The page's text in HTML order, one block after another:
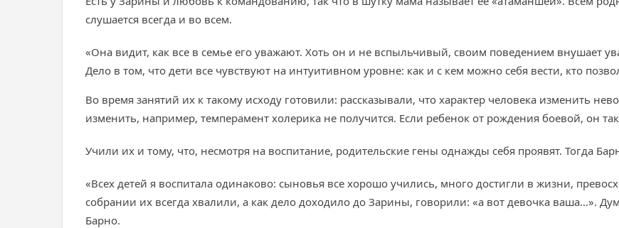
слушается всегда и во всем.
«Она видит, как все в семье его уважают. Хоть он и не вспыльчивый, своим поведением внушает
Дело в том, что дети все чувствуют на интуитивном уровне: как и с кем можно себя вести, кто
Во время занятий их к такому исходу готовили: рассказывали, что характер человека изменить
изменить, например, темперамент холерика не получится. Если ребенок от рождения боевой, он
Учили их и тому, что, несмотря на воспитание, родительские гены однажды себя проявят. Тогда
«Всех детей я воспитала одинаково: сыновья все хорошо учились, много достигли в жизни,
собрании их всегда хвалили, а как дело доходило до Зарины, говорили: «а вот девочка ваша…».
Барно.